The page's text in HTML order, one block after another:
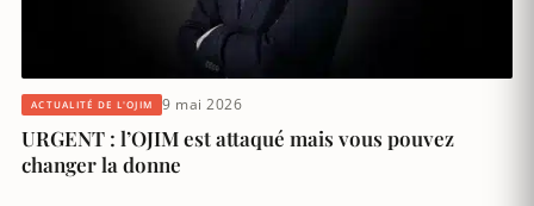
ACTUALITÉ DE L'OJIM 9 mai 2026
URGENT : l’OJIM est attaqué mais vous pouvez
changer la donne